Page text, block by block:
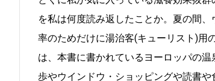
を私は何度読み返したことか。夏の間
率のためだけに湯治客(キューリスト)用
は、本書に書かれているヨーロッパの
歩やウインドウ・ショッピングや読書